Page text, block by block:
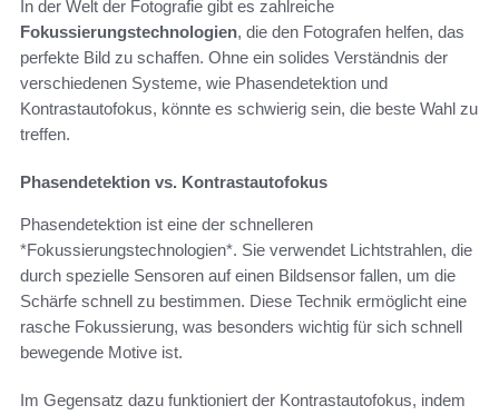
In der Welt der Fotografie gibt es zahlreiche
Fokussierungstechnologien, die den Fotografen helfen, das
perfekte Bild zu schaffen. Ohne ein solides Verständnis der
verschiedenen Systeme, wie Phasendetektion und
Kontrastautofokus, könnte es schwierig sein, die beste Wahl zu
treffen.
Phasendetektion vs. Kontrastautofokus
Phasendetektion ist eine der schnelleren
*Fokussierungstechnologien*. Sie verwendet Lichtstrahlen, die
durch spezielle Sensoren auf einen Bildsensor fallen, um die
Schärfe schnell zu bestimmen. Diese Technik ermöglicht eine
rasche Fokussierung, was besonders wichtig für sich schnell
bewegende Motive ist.
Im Gegensatz dazu funktioniert der Kontrastautofokus, indem